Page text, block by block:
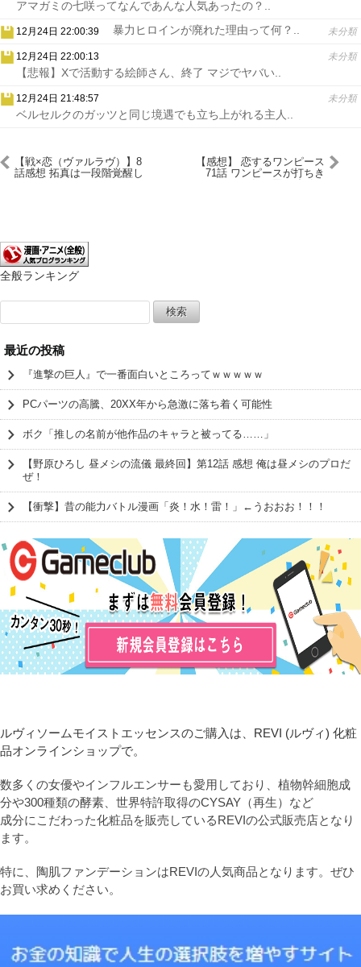
アマガミの七咲ってなんであんな人気あったの？..
12月24日 22:00:39 未分類
暴力ヒロインが廃れた理由って何？..
12月24日 22:00:13 未分類
【悲報】Xで活動する絵師さん、終了 マジでヤバい..
12月24日 21:48:57 未分類
ベルセルクのガッツと同じ境遇でも立ち上がれる主人..
【戦×恋（ヴァルラヴ）】8
話感想 拓真は一段階覚醒し
【感想】 恋するワンピース
71話 ワンピースが打ちき
全般ランキング
索:
最近の投稿
『進撃の巨人』で一番面白いところってｗｗｗｗｗ
PCパーツの高騰、20XX年から急激に落ち着く可能性
ボク「推しの名前が他作品のキャラと被ってる……」
【野原ひろし 昼メシの流儀 最終回】第12話 感想 俺は昼メシのプロだ
ぜ！
【衝撃】昔の能力バトル漫画「炎！水！雷！」←うおおお！！！
ルヴィソームモイストエッセンスのご購入は、REVI (ルヴィ) 化粧
品オンラインショップで。
数多くの女優やインフルエンサーも愛用しており、植物幹細胞成
分や300種類の酵素、世界特許取得のCYSAY（再生）など
成分にこだわった化粧品を販売しているREVIの公式販売店となり
ます。
特に、陶肌ファンデーションはREVIの人気商品となります。ぜひ
お買い求めください。